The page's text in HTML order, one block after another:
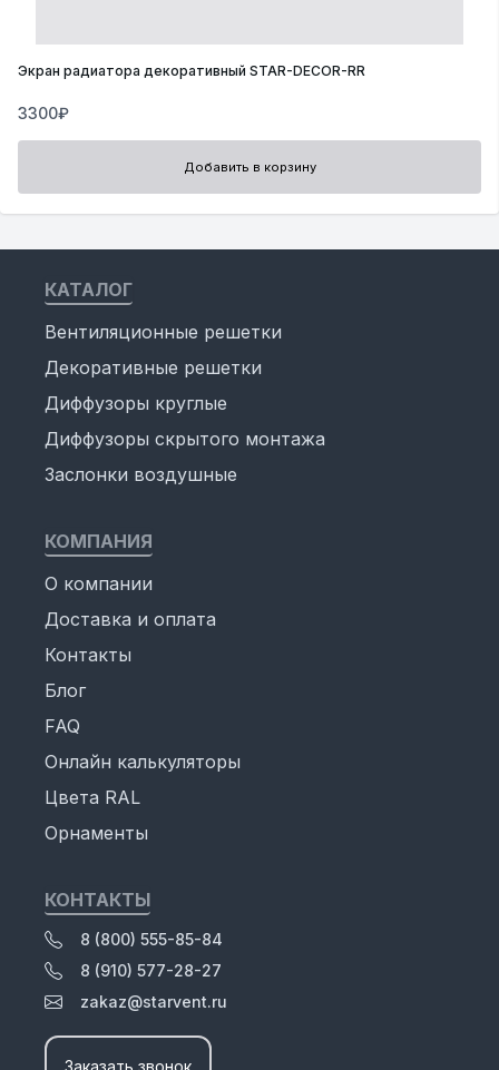
Экран радиатора декоративный STAR-DECOR-RR
3300₽
Добавить в корзину
КАТАЛОГ
Вентиляционные решетки
Декоративные решетки
Диффузоры круглые
Диффузоры скрытого монтажа
Заслонки воздушные
КОМПАНИЯ
О компании
Доставка и оплата
Контакты
Блог
FAQ
Онлайн калькуляторы
Цвета RAL
Орнаменты
КОНТАКТЫ
8 (800) 555-85-84
8 (910) 577-28-27
zakaz@starvent.ru